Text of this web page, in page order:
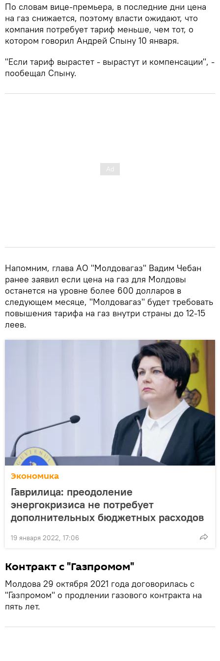
По словам вице-премьера, в последние дни цена
на газ снижается, поэтому власти ожидают, что
компания потребует тариф меньше, чем тот, о
котором говорил Андрей Спыну 10 января.
"Если тариф вырастет - вырастут и компенсации", -
пообещал Спыну.
Напомним, глава АО "Молдовагаз" Вадим Чебан
ранее заявил если цена на газ для Молдовы
останется на уровне более 600 долларов в
следующем месяце, "Молдовагаз" будет требовать
повышения тарифа на газ внутри страны до 12-15
леев.
Экономика
Гаврилица: преодоление
энергокризиса не потребует
дополнительных бюджетных расходов
19 января 2022, 17:06
Контракт с "Газпромом"
Молдова 29 октября 2021 года договорилась с
"Газпромом" о продлении газового контракта на
пять лет.